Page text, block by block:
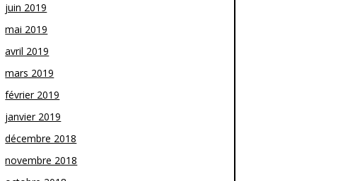
juin 2019
mai 2019
avril 2019
mars 2019
février 2019
janvier 2019
décembre 2018
novembre 2018